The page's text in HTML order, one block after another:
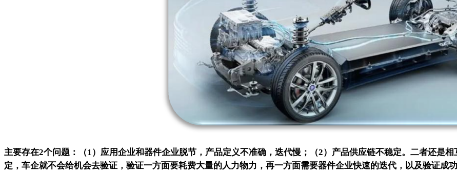
主要存在2个问题：（1）应用企业和器件企业脱节，产品定义不准确，迭代慢；（2）产品供应链不稳定。二者还是
定，车企就不会给机会去验证，验证一方面要耗费大量的人力物力，再一方面需要器件企业快速的迭代，以及验证成